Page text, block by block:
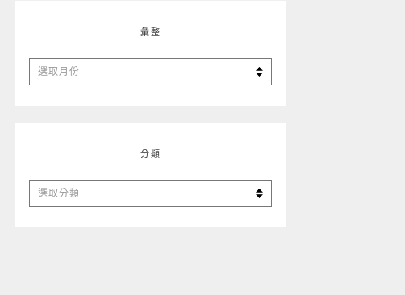
彙整
彙
整
分類
分
類